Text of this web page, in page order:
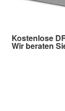
Kostenlose
Wir beraten